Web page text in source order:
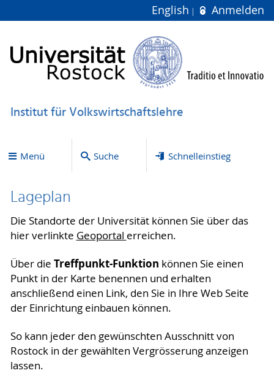
English Anmelden
Institut für Volkswirtschaftslehre
Menü Suche Schnelleinstieg
Lageplan
Die Standorte der Universität können Sie über das
hier verlinkte Geoportal erreichen.
Über die Treffpunkt-Funktion können Sie einen
Punkt in der Karte benennen und erhalten
anschließend einen Link, den Sie in Ihre Web Seite
der Einrichtung einbauen können.
So kann jeder den gewünschten Ausschnitt von
Rostock in der gewählten Vergrösserung anzeigen
lassen.